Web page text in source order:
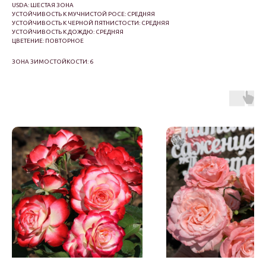
USDA: ШЕСТАЯ ЗОНА
УСТОЙЧИВОСТЬ К МУЧНИСТОЙ РОСЕ: СРЕДНЯЯ
УСТОЙЧИВОСТЬ К ЧЕРНОЙ ПЯТНИСТОСТИ: СРЕДНЯЯ
УСТОЙЧИВОСТЬ К ДОЖДЮ: СРЕДНЯЯ
ЦВЕТЕНИЕ: ПОВТОРНОЕ
ЗОНА ЗИМОСТОЙКОСТИ: 6